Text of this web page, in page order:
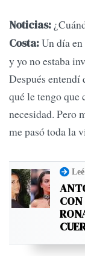
Noticias:
Costa:Un día
y yo no estaba
Después
qué le tengo que
necesidad. Pero
me pasó toda la